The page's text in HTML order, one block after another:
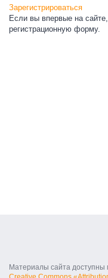
Зарегистрироваться
Если вы впервые на
регистрационную форму.
Материалы сайта доступны